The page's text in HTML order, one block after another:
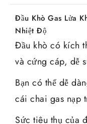
Đầu Khò Gas Lửa
Nhiệt Độ
Đầu khò có kích
và cứng cáp, dễ
Bạn có thể dễ
cái chai gas nạp
Sức tiêu thụ của